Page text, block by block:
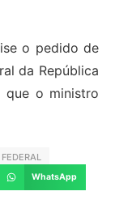
o pedido de
da República
que o ministro
WhatsApp